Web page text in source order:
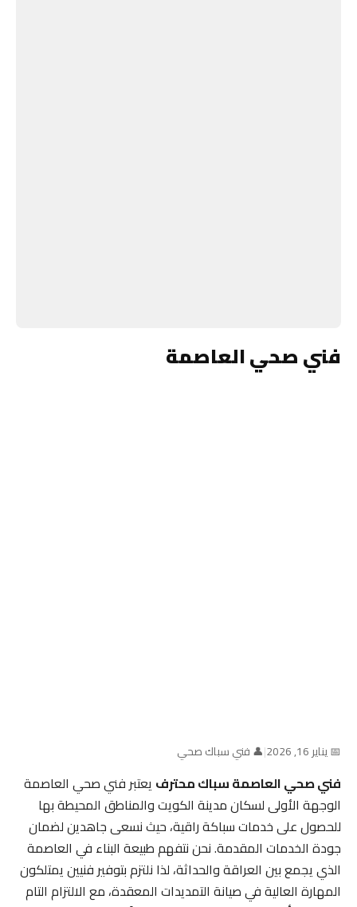
فني صحي العاصمة
📅 يناير 16, 2026 |👤 فني سباك صحي
فني صحي العاصمة سباك محترفيعتبر فني صحي العاصمة
الوجهة الأولى لسكان مدينة الكويت والمناطق المحيطة بها
للحصول على خدمات سباكة راقية، حيث نسعى جاهدين لضمان
جودة الخدمات المقدمة. نحن نتفهم طبيعة البناء في العاصمة
الذي يجمع بين العراقة والحداثة، لذا نلتزم بتوفير فنيين يمتلكون
المهارة العالية في صيانة التمديدات المعقدة، مع الالتزام التام